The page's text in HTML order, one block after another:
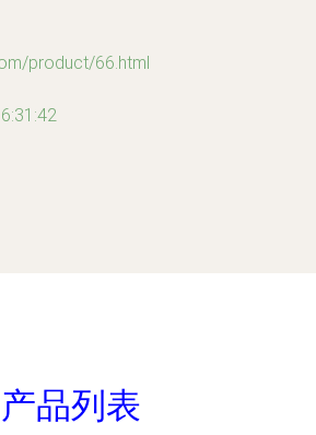
product/66.html
产品列表